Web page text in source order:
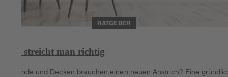
RATGEBER
So streicht man richtig
Wände und Decken brauchen einen neuen Anstrich? Eine